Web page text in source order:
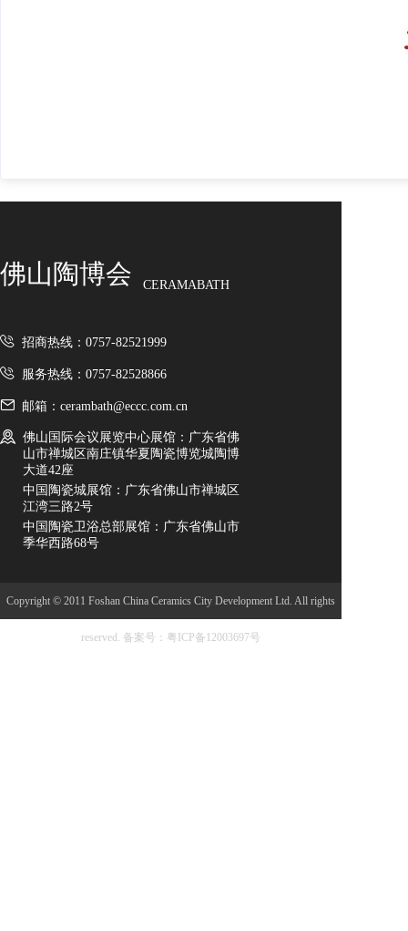
佛山陶博会 CERAMABATH
招商热线：0757-82521999
服务热线：0757-82528866
邮箱：cerambath@eccc.com.cn
佛山国际会议展览中心展馆：广东省佛
山市禅城区南庄镇华夏陶瓷博览城陶博
大道42座
中国陶瓷城展馆：广东省佛山市禅城区
江湾三路2号
中国陶瓷卫浴总部展馆：广东省佛山市
季华西路68号
Copyright © 2011 Foshan China Ceramics City Development Ltd. All rights
reserved. 备案号：粤ICP备12003697号